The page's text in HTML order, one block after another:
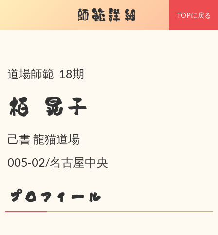
師範詳細 TOPに戻る
道場師範 18期
栢 晃子
己書 龍猫道場
005-02/名古屋中央
プロフィール